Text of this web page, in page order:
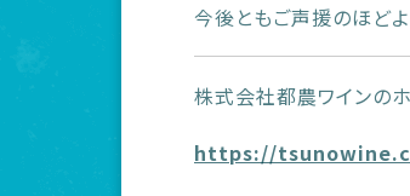
今後ともご声援のほどよ
株式会社都農ワインの
https://